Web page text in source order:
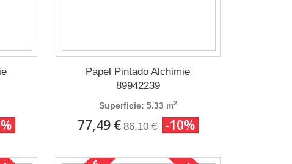
Papel Pintado Alchimie
89942239
Superficie: 5.33 m2
77,49 € 86,10 € -10%